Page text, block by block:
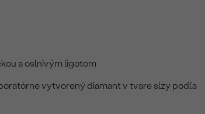
a oslnivým ligotom
vytvorený diamant v tvare slzy podľa